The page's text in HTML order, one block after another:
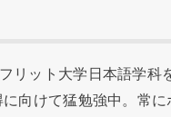
リット大学日本語学科
向けて猛勉強中。常